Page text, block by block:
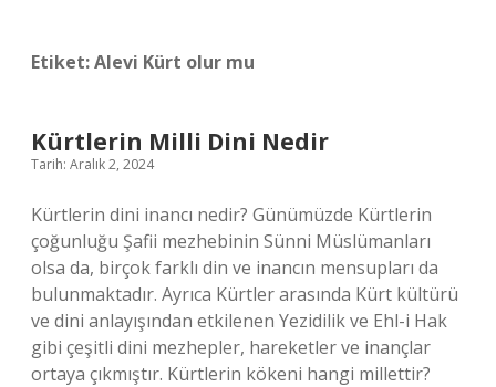
Etiket:Alevi Kürt olur mu
Kürtlerin Milli Dini Nedir
Tarih: Aralık 2, 2024
Kürtlerin dini inancı nedir? Günümüzde Kürtlerin
çoğunluğu Şafii mezhebinin Sünni Müslümanları
olsa da, birçok farklı din ve inancın mensupları da
bulunmaktadır. Ayrıca Kürtler arasında Kürt kültürü
ve dini anlayışından etkilenen Yezidilik ve Ehl-i Hak
gibi çeşitli dini mezhepler, hareketler ve inançlar
ortaya çıkmıştır. Kürtlerin kökeni hangi millettir?